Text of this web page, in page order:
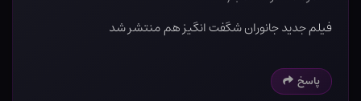
فیلم جدید جانوران شگفت انگیز هم منتشر شد
پاسخ